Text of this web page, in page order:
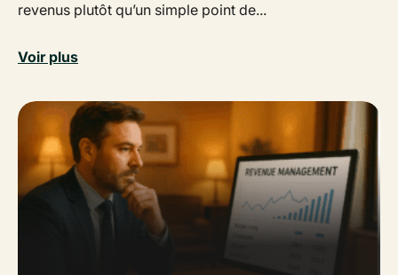
revenus plutôt qu’un simple point de...
Voir plus